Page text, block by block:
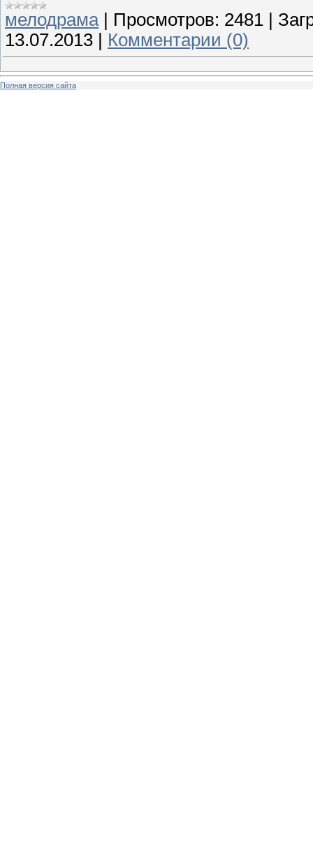
мелодрама | Просмотров: 2481 |
13.07.2013 | Комментарии (0)
Полная версия сайта